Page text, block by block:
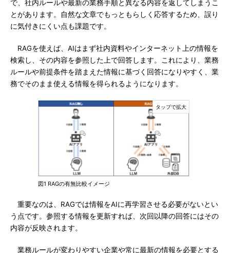
で、社内ルールや最新の業務手順と異なる内容を返してしまうこ
とがあります。自然な文章でもっともらしく応答するため、誤り
に気付きにくい点も課題です。
RAGを使えば、AIはまず社内資料やインターネット上の情報を
検索し、その内容を参照した上で回答します。これにより、業務
ルールや前提条件を踏まえた情報に基づく回答になりやすく、業
務でそのまま使える情報を得られるようになります。
図1 RAGの有無比較イメージ
重要なのは、RAGでは情報をAIに再学習させる必要がないとい
う点です。参照する情報を更新すれば、次回以降の回答にはその
内容が反映されます。
業務ルールが変わりやすい企業や常に最新の情報を必要とする